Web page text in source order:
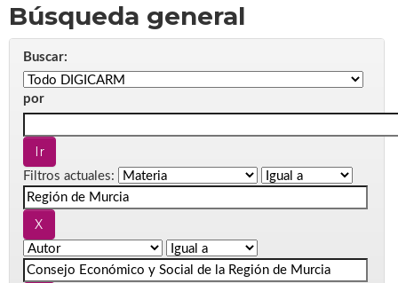
Búsqueda general
Buscar:
por
Filtros actuales: